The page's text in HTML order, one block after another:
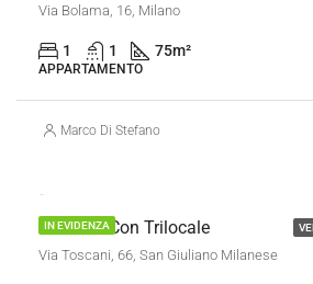
Via Bolama, 16, Milano
1 1 75m²
APPARTAMENTO
Marco Di Stefano
IN EVIDENZA
Giardino Con Trilocale
Via Toscani, 66, San Giuliano Milanese